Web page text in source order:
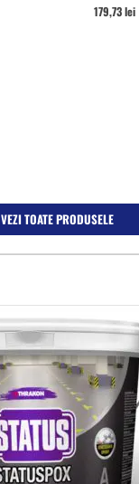
VEZI TOATE PRODUSELE
179,73lei